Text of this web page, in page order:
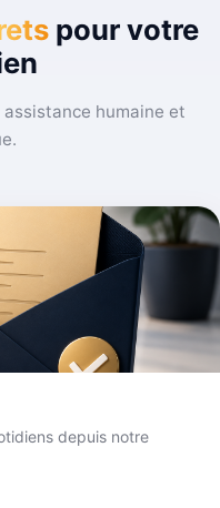
pour votre
humaine et
depuis notre